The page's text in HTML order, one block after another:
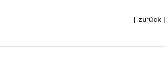
| zurück |